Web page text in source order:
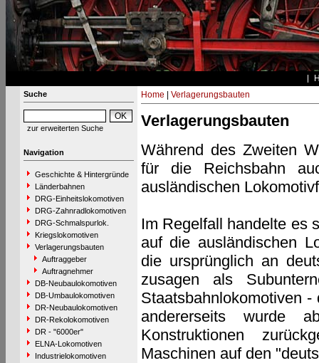
Suche
zur erweiterten Suche
Navigation
Geschichte & Hintergründe
Länderbahnen
DRG-Einheitslokomotiven
DRG-Zahnradlokomotiven
DRG-Schmalspurlok.
Kriegslokomotiven
Verlagerungsbauten
Auftraggeber
Auftragnehmer
DB-Neubaulokomotiven
DB-Umbaulokomotiven
DR-Neubaulokomotiven
DR-Rekolokomotiven
DR - "6000er"
ELNA-Lokomotiven
Industrielokomotiven
Home Verlagerungsbauten
Verlagerungsbauten
Während des Zweiten
für die Reichsbahn
ausländischen
Im Regelfall handelte es
auf die ausländischen
die ursprünglich an
zusagen als
Staatsbahnlokomotiven
andererseits wurde
Konstruktionen
Maschinen auf den